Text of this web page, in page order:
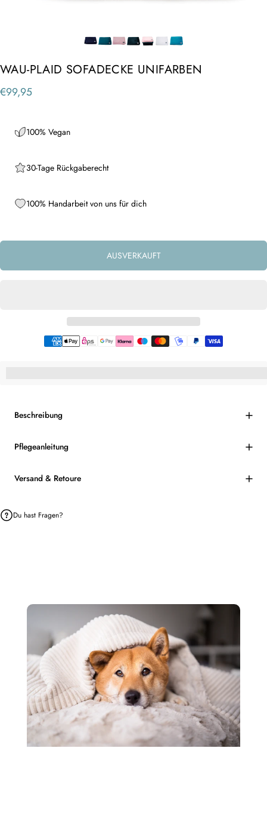
WAU-PLAID SOFADECKE UNIFARBEN
€99,95
100% Vegan
30-Tage Rückgaberecht
100% Handarbeit von uns für dich
AUSVERKAUFT
Beschreibung
Pflegeanleitung
Versand & Retoure
Du hast Fragen?